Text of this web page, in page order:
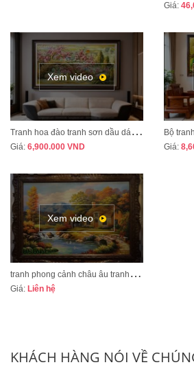
Giá:
Xem video
T
ranh hoa đào tranh sơn dầu dát vàng vẽ thủ công MÃ HD07
Giá: 6,900.000 VND Giá:
Xem video
t
ranh phong cảnh châu âu tranh sơn dầu cao cấp mã CA01
Giá: Liên hệ
KHÁCH HÀNG NÓI VỀ